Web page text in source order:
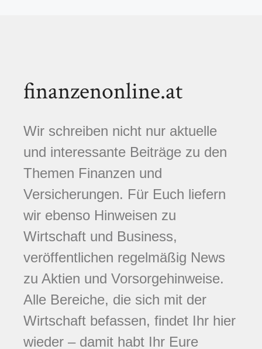
finanzenonline.at
Wir schreiben nicht nur aktuelle
und interessante Beiträge zu den
Themen Finanzen und
Versicherungen. Für Euch liefern
wir ebenso Hinweisen zu
Wirtschaft und Business,
veröffentlichen regelmäßig News
zu Aktien und Vorsorgehinweise.
Alle Bereiche, die sich mit der
Wirtschaft befassen, findet Ihr hier
wieder – damit habt Ihr Eure